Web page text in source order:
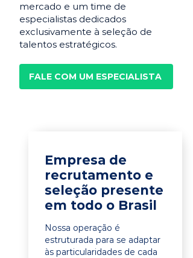
mercado e um time de
especialistas dedicados
exclusivamente à seleção de
talentos estratégicos.
FALE COM UM ESPECIALISTA
Empresa de
recrutamento e
seleção presente
em todo o Brasil
Nossa operação é
estruturada para se adaptar
às particularidades de cada